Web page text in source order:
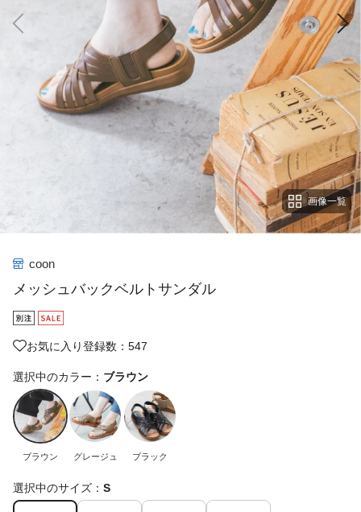
画像一覧
coon
メッシュバックベルトサンダル
お気に入り登録数：547
選択中のカラー： ブラウン
ブラウン グレージュ ブラック
選択中のサイズ： S